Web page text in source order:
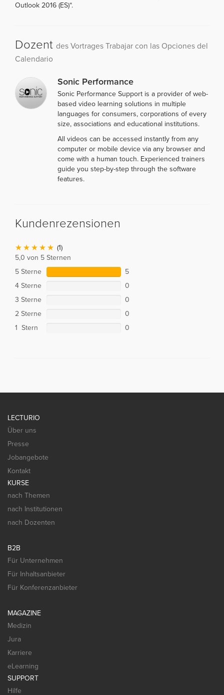
Outlook 2016 (ES)“.
Dozent des Vortrages Trabajar con las Opciones del
Calendario
Sonic Performance
Sonic Performance Support is a provider of web-
based video learning solutions in multiple
languages for consumers, corporations of every
size, associations and educational institutions.
All videos can be accessed instantly from any
computer or mobile device via any browser and
come with a human touch. Experienced trainers
guide you step-by-step through the software
features.
Kundenrezensionen
(1)
5,0 von 5 Sternen
5 Sterne
5
4 Sterne
0
3 Sterne
0
2 Sterne
0
1 Stern
0
LECTURIO
Über uns
Presse
Jobangebote
Kontakt
KURSE
nach Themen
nach Institutionen
nach Dozenten
B2B
Für Unternehmen
Für Inhaltsanbieter
Für Konferenzanbieter
MAGAZINE
Medizin
Jura
Karriere
eLearning
SUPPORT
Hilfe